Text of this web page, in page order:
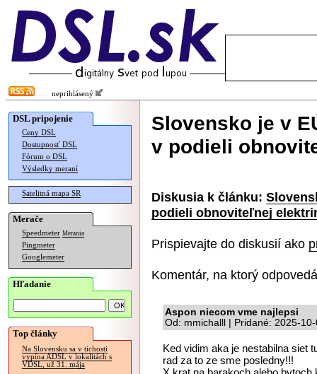
neprihlásený
DSL pripojenie
Ceny DSL
Dostupnosť DSL
Fórum o DSL
Výsledky meraní
Satelitná mapa SR
Merače
Speedmeter Merania
Pingmeter
Googlemeter
Hľadanie
Top články
Na Slovensku sa v tichosti
vypína ADSL v lokalitách s
VDSL, už 31. mája
Slovensko je v
v podieli
Diskusia k článku:
podieli obnoviteľnej
Prispievajte do diskusií ako
Komentár, na ktorý
Aspon niecom vme najlepsi
Od: mmichalll | Pridané: 2025-
Ked vidim aka je nestabilna siet
rad za to ze sme posledny!!!